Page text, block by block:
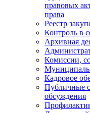
правовых
права
Реестр
Контроль в
Архивная
Комиссии,
Кадровое
Публичные
обсуждения